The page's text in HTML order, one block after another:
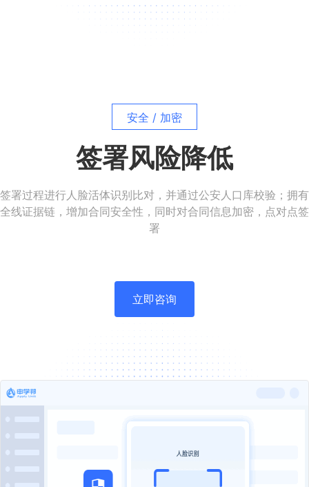
安全 / 加密
签署风险降低
签署过程进行人脸活体识别比对，并通过公安人口库校验；拥有
全线证据链，增加合同安全性，同时对合同信息加密，点对点签
署
立即咨询